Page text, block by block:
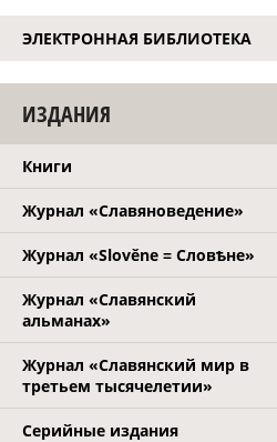
ЭЛЕКТРОННАЯ БИБЛИОТЕКА
ИЗДАНИЯ
Книги
Журнал «Славяноведение»
Журнал «Slověne = Словѣне»
Журнал «Славянский
альманах»
Журнал «Славянский мир в
третьем тысячелетии»
Серийные издания